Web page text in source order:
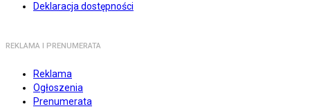
Deklaracja dostępności
REKLAMA I PRENUMERATA
Reklama
Ogłoszenia
Prenumerata